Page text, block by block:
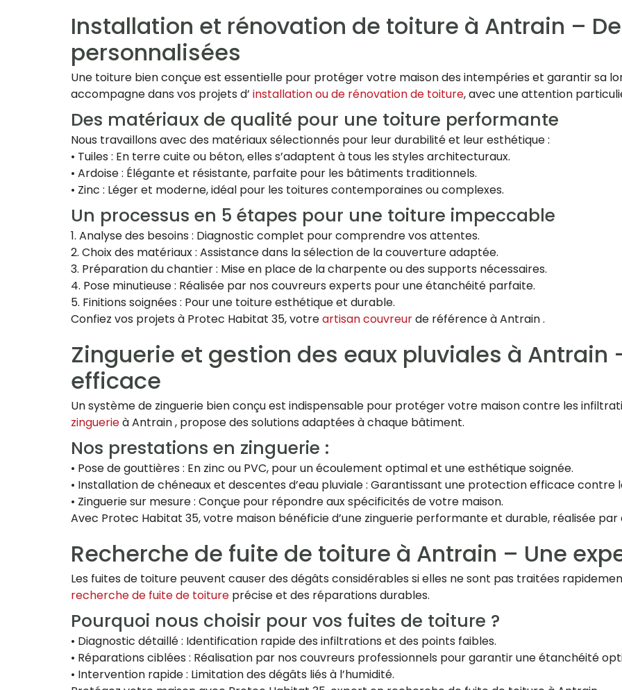
Installation et rénovation de toiture à Antrain –
personnalisées
Une toiture bien conçue est essentielle pour protéger votre maison des intempéries et garantir sa
accompagne dans vos projets d’ installation ou de rénovation de toiture, avec une attention
Des matériaux de qualité pour une toiture performante
Nous travaillons avec des matériaux sélectionnés pour leur durabilité et leur esthétique :
• Tuiles : En terre cuite ou béton, elles s’adaptent à tous les styles architecturaux.
• Ardoise : Élégante et résistante, parfaite pour les bâtiments traditionnels.
• Zinc : Léger et moderne, idéal pour les toitures contemporaines ou complexes.
Un processus en 5 étapes pour une toiture impeccable
1. Analyse des besoins : Diagnostic complet pour comprendre vos attentes.
2. Choix des matériaux : Assistance dans la sélection de la couverture adaptée.
3. Préparation du chantier : Mise en place de la charpente ou des supports nécessaires.
4. Pose minutieuse : Réalisée par nos couvreurs experts pour une étanchéité parfaite.
5. Finitions soignées : Pour une toiture esthétique et durable.
Confiez vos projets à Protec Habitat 35, votreartisan couvreurde référence à Antrain .
Zinguerie et gestion des eaux pluviales à Antrain
efficace
Un système de zinguerie bien conçu est indispensable pour protéger votre maison contre les
zinguerieà Antrain , propose des solutions adaptées à chaque bâtiment.
Nos prestations en zinguerie :
• Pose de gouttières : En zinc ou PVC, pour un écoulement optimal et une esthétique soignée.
• Installation de chéneaux et descentes d’eau pluviale : Garantissant une protection efficace contre
• Zinguerie sur mesure : Conçue pour répondre aux spécificités de votre maison.
Avec Protec Habitat 35, votre maison bénéficie d’une zinguerie performante et durable, réalisée par
Recherche de fuite de toiture à Antrain – Une
Les fuites de toiture peuvent causer des dégâts considérables si elles ne sont pas traitées
recherche de fuite de toiture précise et des réparations durables.
Pourquoi nous choisir pour vos fuites de toiture ?
• Diagnostic détaillé : Identification rapide des infiltrations et des points faibles.
• Réparations ciblées : Réalisation par nos couvreurs professionnels pour garantir une étanchéité
• Intervention rapide : Limitation des dégâts liés à l’humidité.